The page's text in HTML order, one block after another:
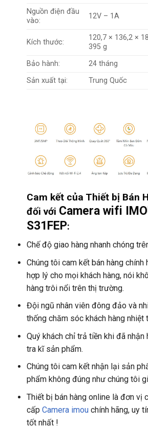
Nguồn điện đầu
vào:
12V – 1A
Kích thước:
120,7 × 136,2 ×
395 g
Bảo hành:
24 tháng
Sản xuất tại:
Trung Quốc
Cam kết của Thiết bị Bán
đối với Camera wifi
S31FEP:
Chế độ giao hàng nhanh chóng
Chúng tôi cam kết bán hàng chính
hợp lý cho mọi khách hàng, nói
hàng trôi nổi trên thị trường.
Đội ngũ nhân viên đông đảo và
thống chăm sóc khách hàng nhiệt
Quý khách chỉ trả tiền khi đã nhận
tra kĩ sản phẩm.
Chúng tôi cam kết nhận lại sản
phẩm không đúng như chúng tôi
Thiết bị bán hàng online là đơn vị
cấp Camera imouchính hãng, uy
tốt nhất !